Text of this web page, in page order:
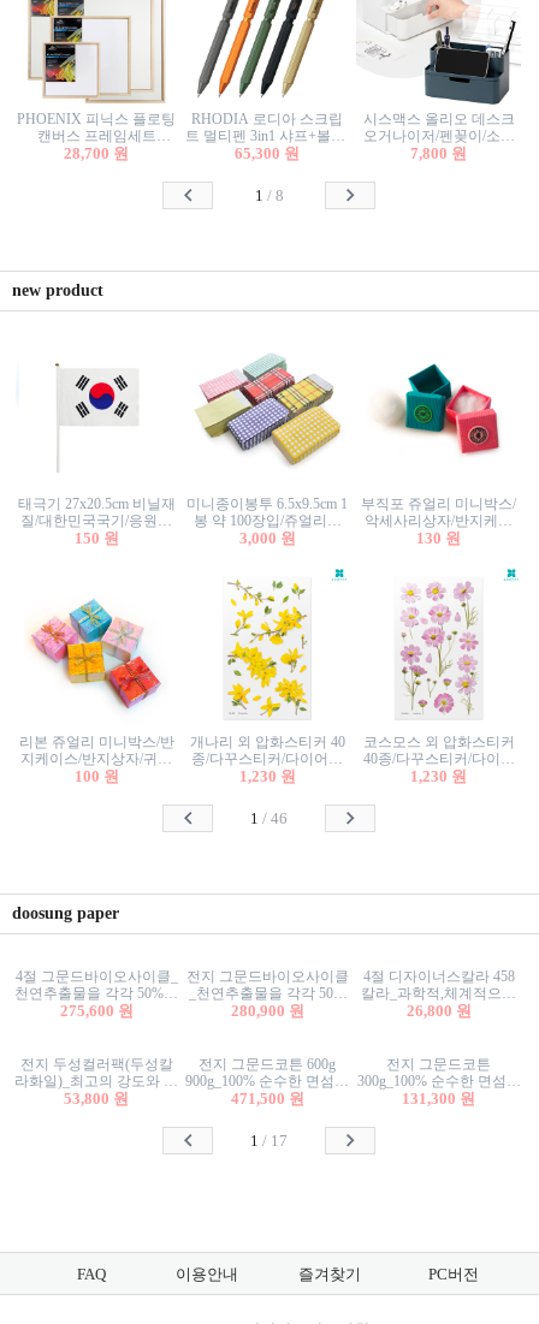
PHOENIX 피닉스 플로팅
캔버스 프레임세트
50x50cm/액자캔버스/인테
28,700 원
RHODIA 로디아 스크립
트 멀티펜 3in1 샤프+볼펜/
무광택 알루미늄 육각배
65,300 원
시스맥스 올리오 데스크
오거나이저/펜꽂이/소품
꽂이/소품함/정리함/수납
7,800 원
1 / 8
new product
태극기 27x20.5cm 비닐재
질/대한민국국기/응원깃
발/행사깃발
150 원
미니종이봉투 6.5x9.5cm 1
봉 약 100장입/쥬얼리봉
투/증명사진봉투/악세사
3,000 원
부직포 쥬얼리 미니박스/
악세사리상자/반지케이
스/반지상자/귀걸이상자/
130 원
리본 쥬얼리 미니박스/반
지케이스/반지상자/귀걸
이상자/귀걸이박스/악세
100 원
개나리 외 압화스티커 40
종/다꾸스티커/다이어리
꾸미기/꽃스티커/자연물
1,230 원
코스모스 외 압화스티커
40종/다꾸스티커/다이어
리꾸미기/꽃스티커/자연
1,230 원
1 /46
doosung paper
4절 그문드바이오사이클_
천연추출물을 각각 50%이
상 함유한 친환경그래픽
275,600 원
전지 그문드바이오사이클
_천연추출물을 각각 50%
이상 함유한 친환경그래
280,900 원
4절 디자이너스칼라 458
칼라_과학적,체계적으로
분류된 200색을 갖춘 색지
26,800 원
전지 두성컬러팩(두성칼
라화일)_최고의 강도와 평
활성을 지닌 다양한 컬러
53,800 원
전지 그문드코튼 600g
900g_100% 순수한 면섬유
로 만든 친환경프리미엄
471,500 원
전지 그문드코튼
300g_100% 순수한 면섬유
로 만든 친환경프리미엄
131,300 원
1 / 17
FAQ 이용안내 즐겨찾기 PC버전